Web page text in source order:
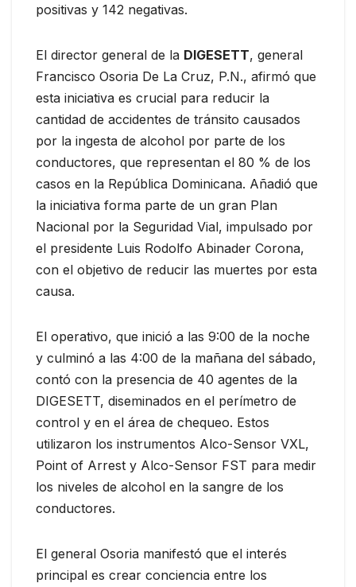
positivas y 142 negativas.
El director general de la DIGESETT, general
Francisco Osoria De La Cruz, P.N., afirmó que
esta iniciativa es crucial para reducir la
cantidad de accidentes de tránsito causados
por la ingesta de alcohol por parte de los
conductores, que representan el 80 % de los
casos en la República Dominicana. Añadió que
la iniciativa forma parte de un gran Plan
Nacional por la Seguridad Vial, impulsado por
el presidente Luis Rodolfo Abinader Corona,
con el objetivo de reducir las muertes por esta
causa.
El operativo, que inició a las 9:00 de la noche
y culminó a las 4:00 de la mañana del sábado,
contó con la presencia de 40 agentes de la
DIGESETT, diseminados en el perímetro de
control y en el área de chequeo. Estos
utilizaron los instrumentos Alco-Sensor VXL,
Point of Arrest y Alco-Sensor FST para medir
los niveles de alcohol en la sangre de los
conductores.
El general Osoria manifestó que el interés
principal es crear conciencia entre los